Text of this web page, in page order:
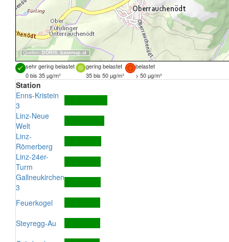
Quellen: DORIS, basemap.at
sehr gering belastet gering belastet
belastet
0 bis 35 µg/m³
35 bis 50 µg/m³ > 50 µg/m³
Station
Enns-Kristein
3
Linz-Neue
Welt
Linz-
Römerberg
Linz-24er-
Turm
Gallneukirchen
3
Feuerkogel
Steyregg-Au